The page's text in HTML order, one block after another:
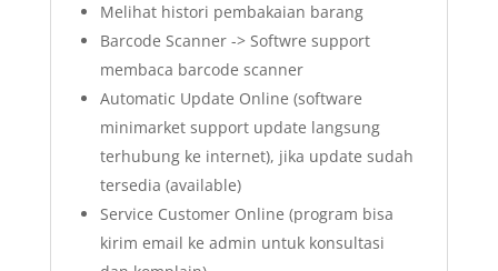
Melihat histori pembakaian barang
Barcode Scanner -> Softwre support
membaca barcode scanner
Automatic Update Online (software
minimarket support update langsung
terhubung ke internet), jika update sudah
tersedia (available)
Service Customer Online (program bisa
kirim email ke admin untuk konsultasi